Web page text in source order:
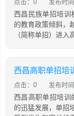
点击：0 发布时
西昌民族单招培训
的教育政策倾斜，
（简称单招）进入
西昌高职单招培
点击：0 发布时
西昌高职单招培训
的迅猛发展，单招